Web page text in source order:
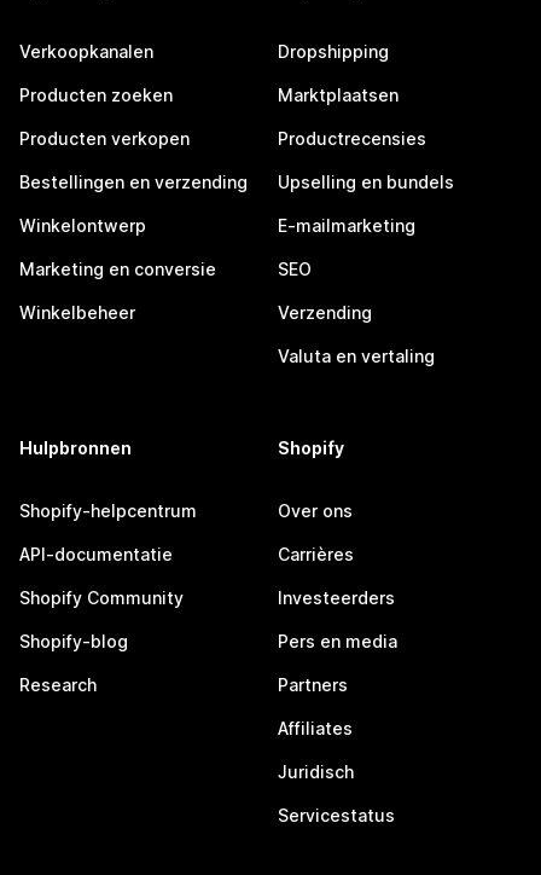
Verkoopkanalen
Producten zoeken
Producten verkopen
Bestellingen en verzending
Winkelontwerp
Marketing en conversie
Winkelbeheer
Dropshipping
Marktplaatsen
Productrecensies
Upselling en bundels
E-mailmarketing
SEO
Verzending
Valuta en vertaling
Hulpbronnen
Shopify-helpcentrum
API-documentatie
Shopify Community
Shopify-blog
Research
Shopify
Over ons
Carrières
Investeerders
Pers en media
Partners
Affiliates
Juridisch
Servicestatus